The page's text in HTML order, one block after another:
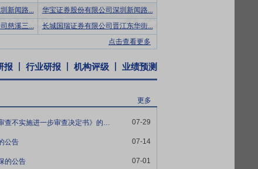
势。在设计技术方面，公司居国内领先
技术支持；在计算机软件应用方面，公
的实型数控加工等；在研发装备方
了国际先进水平。
善的计算机信息网络，实现了管理信息
位大台面冲压机床、大型三坐标测量机
总数3405人，其中高等教育及以上学
家具有一定制造能力的模具企业，形成
新闻路...
华宝证券股份有限公司深圳新闻路...
慈溪三...
长城国瑞证券有限公司晋江东华街...
点击查看更多
报 行业研报 机构评级 业绩预测
更多
天汽模:关于收到《经营者集中反垄断审查不实施进一步审查决定书》的公告 07-29
公告 07-14
的公告 07-01